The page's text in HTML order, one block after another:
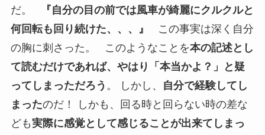
だ。
『自分の目の前では風車が綺麗にクルクルと
何回転も回り続けた、、、』
この事実は深く自分
の胸に刺さった。 このようなことを本の記述とし
て読むだけであれば、やはり「本当かよ？」と疑
ってしまっただろう 。 しかし、
自分で経験してし
まったのだ！ しかも、回る時と回らない時の差な
ども実際に感覚として感じることが出来てしまっ